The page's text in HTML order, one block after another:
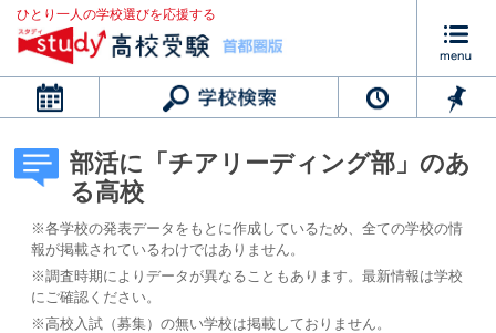
ひとり一人の学校選びを応援する
カレンダー
部活に「チアリーディング部」のあ
る高校
※各学校の発表データをもとに作成しているため、全ての学校の情
報が掲載されているわけではありません。
※調査時期によりデータが異なることもあります。最新情報は学校
にご確認ください。
※高校入試（募集）の無い学校は掲載しておりません。